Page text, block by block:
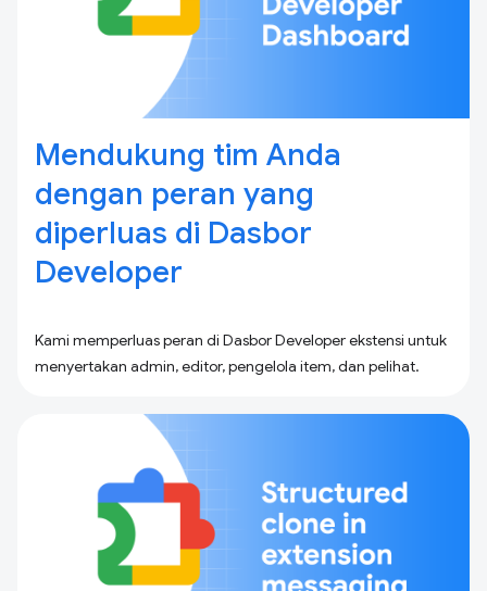
Mendukung tim Anda
dengan peran yang
diperluas di Dasbor
Developer
Kami memperluas peran di Dasbor Developer ekstensi untuk
menyertakan admin, editor, pengelola item, dan pelihat.